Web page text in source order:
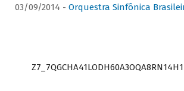
03/09/2014 - Orquestra Sinfônica
Z7_7QGCHA41LODH60A3OQA8RN14H1